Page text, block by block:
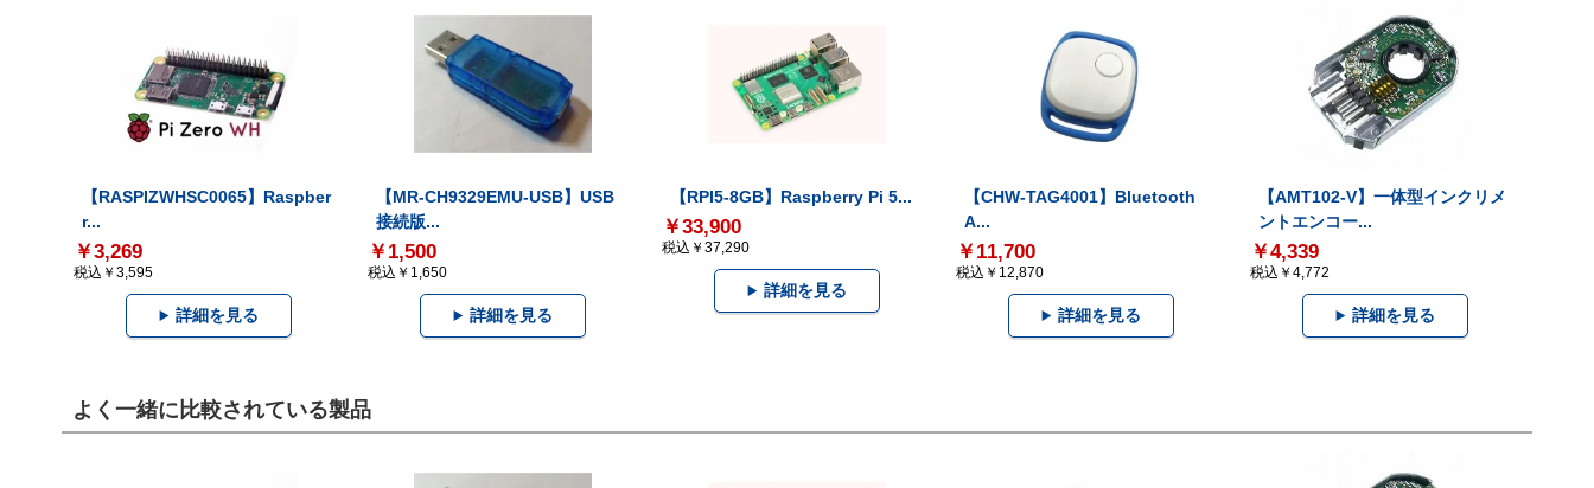
【RASPIZWHSC0065】Raspber
r...
￥3,269
税込￥3,595
詳細を見る
【MR-CH9329EMU-USB】USB
接続版...
￥1,500
税込￥1,650
詳細を見る
【RPI5-8GB】Raspberry Pi 5...
￥33,900
税込￥37,290
詳細を見る
【CHW-TAG4001】Bluetooth
A...
￥11,700
税込￥12,870
詳細を見る
【AMT102-V】一体型インクリメ
ントエンコー...
￥4,339
税込￥4,772
詳細を見る
よく一緒に比較されている製品